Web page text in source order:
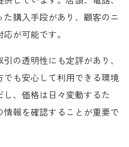
購入手段があり、顧客のニ
が可能です。
の透明性にも定評があり、
も安心して利用できる環境
、価格は日々変動するた
報を確認することが重要で